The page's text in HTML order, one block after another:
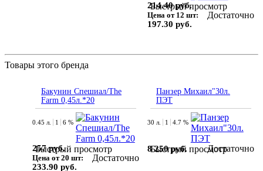
Быстрый просмотр
214.40 руб.
Цена от 12 шт:
197.30 руб.
Достаточно
Товары этого бренда
Бакунин Спешиал/The
Farm 0,45л.*20
Быстрый просмотр
0.45 л. 1 6 %
257 руб.
Цена от 20 шт:
233.90 руб.
Достаточно
Панзер Михаил"30л.
ПЭТ
Быстрый просмотр
30 л. 1 4.7 %
8 250 руб. Достаточно